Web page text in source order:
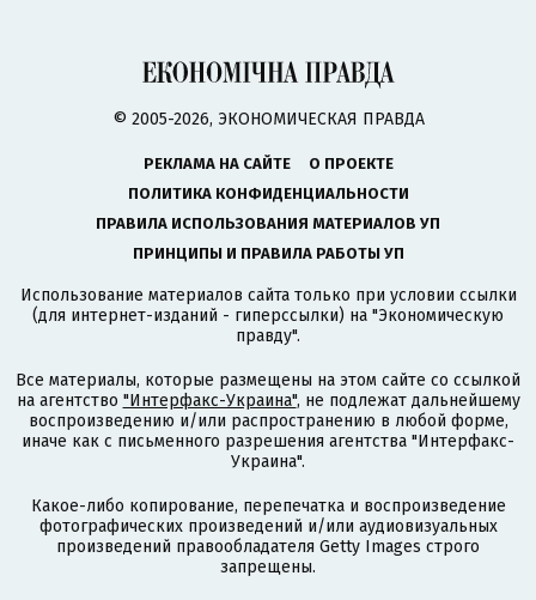
© 2005-2026, ЭКОНОМИЧЕСКАЯ ПРАВДА
РЕКЛАМА НА САЙТЕ
О ПРОЕКТЕ
ПОЛИТИКА КОНФИДЕНЦИАЛЬНОСТИ
ПРАВИЛА ИСПОЛЬЗОВАНИЯ МАТЕРИАЛОВ УП
ПРИНЦИПЫ И ПРАВИЛА РАБОТЫ УП
Использование материалов сайта только при условии ссылки
(для интернет-изданий - гиперссылки) на "Экономическую
правду".
Все материалы, которые размещены на этом сайте со ссылкой
на агентство "Интерфакс-Украина", не подлежат дальнейшему
воспроизведению и/или распространению в любой форме,
иначе как с письменного разрешения агентства "Интерфакс-
Украина".
Какое-либо копирование, перепечатка и воспроизведение
фотографических произведений и/или аудиовизуальных
произведений правообладателя Getty Images строго
запрещены.